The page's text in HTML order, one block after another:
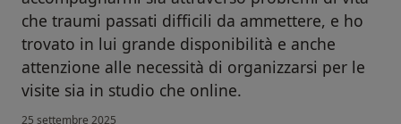
che traumi passati difficili da ammettere, e ho
trovato in lui grande disponibilità e anche
attenzione alle necessità di organizzarsi per le
visite sia in studio che online.
25 settembre 2025